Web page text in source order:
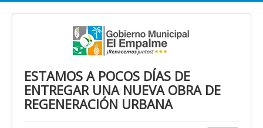
ESTAMOS A POCOS DÍAS DE
ENTREGAR UNA NUEVA OBRA DE
REGENERACIÓN URBANA